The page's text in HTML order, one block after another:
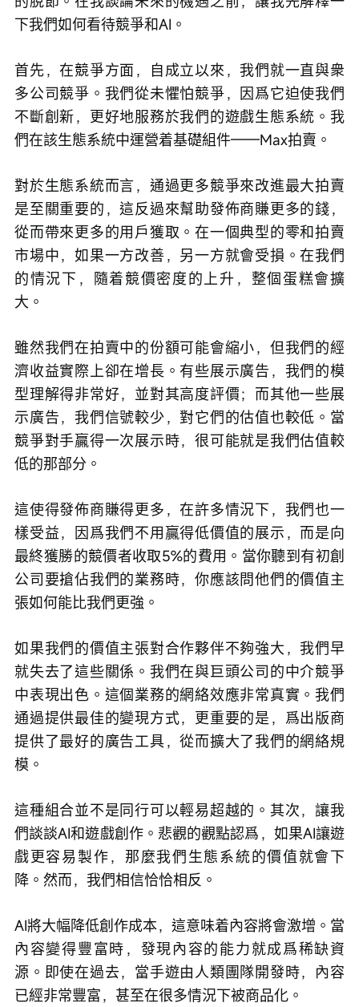
下我們如何看待競爭和AI。
首先，在競爭方面，自成立以來，我們就一直與衆
多公司競爭。我們從未懼怕競爭，因爲它迫使我們
不斷創新，更好地服務於我們的遊戲生態系統。我
們在該生態系統中運營着基礎組件——Max拍賣。
對於生態系統而言，通過更多競爭來改進最大拍賣
是至關重要的，這反過來幫助發佈商賺更多的錢，
從而帶來更多的用戶獲取。在一個典型的零和拍賣
市場中，如果一方改善，另一方就會受損。在我們
的情況下，隨着競價密度的上升，整個蛋糕會擴
大。
雖然我們在拍賣中的份額可能會縮小，但我們的經
濟收益實際上卻在增長。有些展示廣告，我們的模
型理解得非常好，並對其高度評價；而其他一些展
示廣告，我們信號較少，對它們的估值也較低。當
競爭對手贏得一次展示時，很可能就是我們估值較
低的那部分。
這使得發佈商賺得更多，在許多情況下，我們也一
樣受益，因爲我們不用贏得低價值的展示，而是向
最終獲勝的競價者收取5%的費用。當你聽到有初創
公司要搶佔我們的業務時，你應該問他們的價值主
張如何能比我們更強。
如果我們的價值主張對合作夥伴不夠強大，我們早
就失去了這些關係。我們在與巨頭公司的中介競爭
中表現出色。這個業務的網絡效應非常真實。我們
通過提供最佳的變現方式，更重要的是，爲出版商
提供了最好的廣告工具，從而擴大了我們的網絡規
模。
這種組合並不是同行可以輕易超越的。其次，讓我
們談談AI和遊戲創作。悲觀的觀點認爲，如果AI讓遊
戲更容易製作，那麼我們生態系統的價值就會下
降。然而，我們相信恰恰相反。
AI將大幅降低創作成本，這意味着內容將會激增。當
內容變得豐富時，發現內容的能力就成爲稀缺資
源。即使在過去，當手遊由人類團隊開發時，內容
已經非常豐富，甚至在很多情況下被商品化。